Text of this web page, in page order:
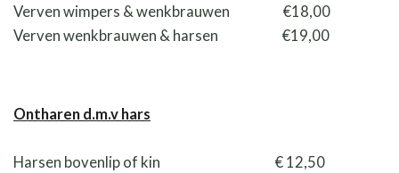
Verven wimpers & wenkbrauwen €18,00
Verven wenkbrauwen & harsen€19,00
Ontharen d.m.v hars
Harsen bovenlip of kin € 12,50